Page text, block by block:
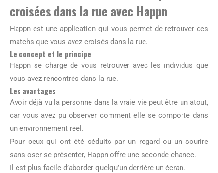
croisées dans la rue avec Happn
Happn est une application qui vous permet de retrouver des
matchs que vous avez croisés dans la rue.
Le concept et le principe
Happn se charge de vous retrouver avec les individus que
vous avez rencontrés dans la rue.
Les avantages
Avoir déjà vu la personne dans la vraie vie peut être un atout,
car vous avez pu observer comment elle se comporte dans
un environnement réel.
Pour ceux qui ont été séduits par un regard ou un sourire
sans oser se présenter, Happn offre une seconde chance.
Il est plus facile d’aborder quelqu’un derrière un écran.